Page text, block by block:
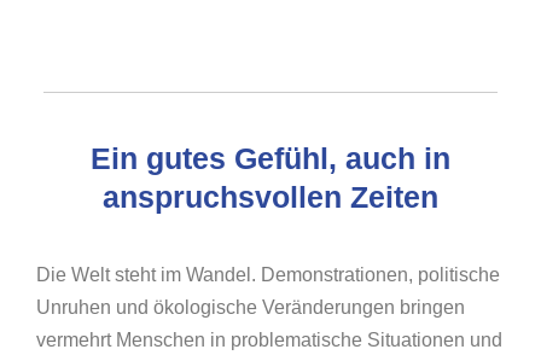
Ein gutes Gefühl, auch in
anspruchsvollen Zeiten
Die Welt steht im Wandel. Demonstrationen, politische
Unruhen und ökologische Veränderungen bringen
vermehrt Menschen in problematische Situationen und